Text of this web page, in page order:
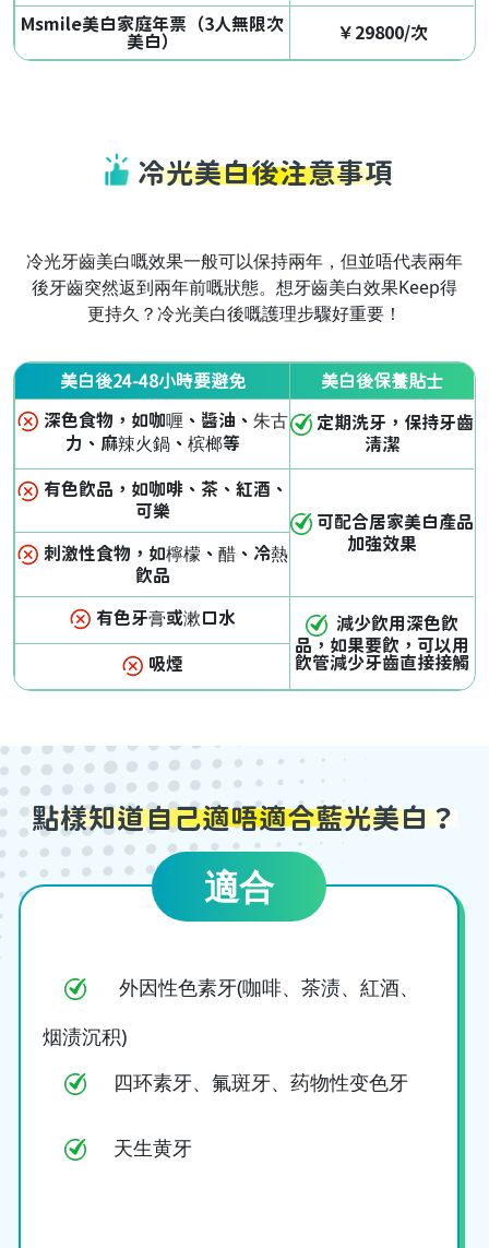
Msmile美白家庭年票（3人無限次
美白）
￥29800/次
冷光美白後注意事項
冷光牙齒美白嘅效果一般可以保持兩年，但並唔代表兩年
後牙齒突然返到兩年前嘅狀態。想牙齒美白效果Keep得
更持久？冷光美白後嘅護理步驟好重要！
美白後24-48小時要避免 美白後保養貼士
深色食物，如咖喱、醬油、朱古
力、麻辣火鍋、槟榔等
定期洗牙，保持牙齒
清潔
有色飲品，如咖啡、茶、紅酒、
可樂
可配合居家美白產品
加強效果
刺激性食物，如檸檬、醋、冷熱
飲品
有色牙膏或漱口水
減少飲用深色飲
品，如果要飲，可以用
飲管減少牙齒直接接觸
吸煙
點樣知道自己適唔適合藍光美白？
適合
外因性色素牙(咖啡、茶渍、紅酒、
烟渍沉积)
四环素牙、氟斑牙、药物性变色牙
天生黄牙